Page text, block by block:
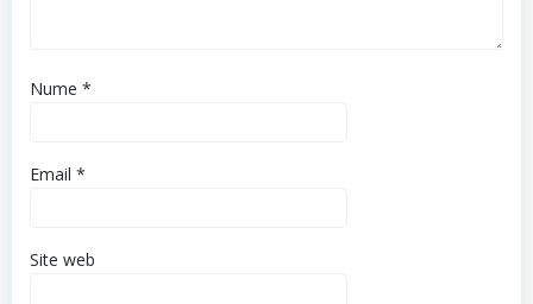
Nume *
Email *
Site web